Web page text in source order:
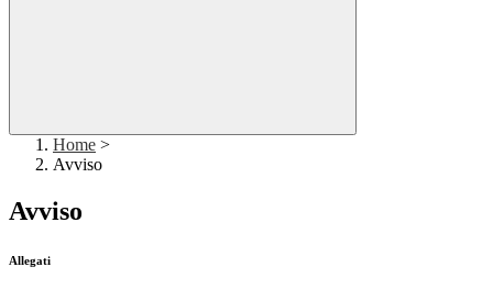
Home >
Avviso
Avviso
Allegati